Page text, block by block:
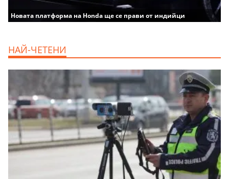
Новата платформа на Honda ще се прави от индийци
НАЙ-ЧЕТЕНИ